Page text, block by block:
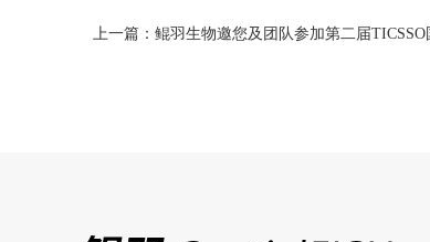
上一篇：​鲲羽生物邀您及团队参加第二届